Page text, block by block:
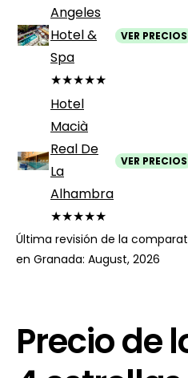
Angeles
Hotel &
Spa
★★★★★
VER PRECIOS
Hotel
Macià
Real De
La
Alhambra
★★★★★
VER PRECIOS
Última revisión de la
en Granada: August, 2026
Precio de